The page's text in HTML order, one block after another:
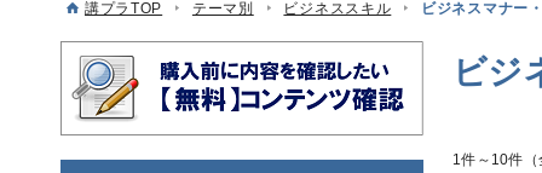
講プラTOP テーマ別 ビジネススキル ビジネスマナー
ビジ
1件～10件